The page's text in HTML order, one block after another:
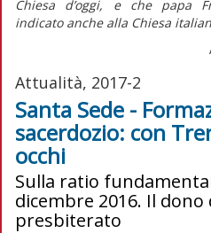
Chiesa d’oggi, e che papa
indicato anche alla Chiesa
Attualità, 2017-2
Santa Sede -
sacerdozio: con
occhi
Sulla ratio
dicembre 2016. Il dono
presbiterato